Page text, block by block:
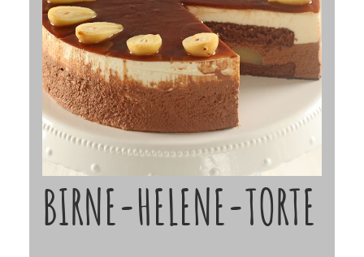
BIRNE-HELENE-TORTE